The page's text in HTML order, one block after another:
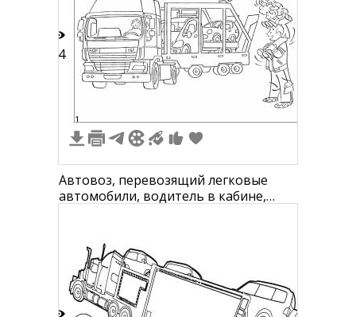
14
1
Автовоз, перевозящий легковые
автомобили, водитель в кабине,